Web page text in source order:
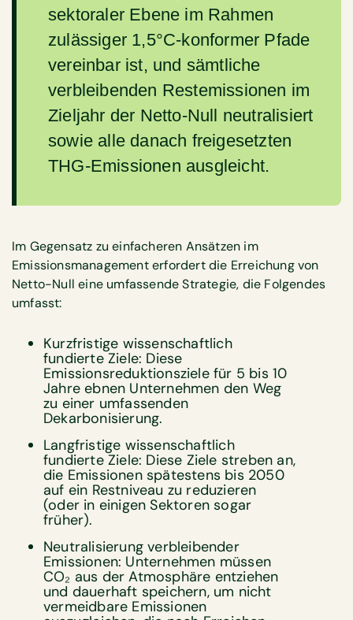
sektoraler Ebene im Rahmen
zulässiger 1,5°C-konformer Pfade
vereinbar ist, und sämtliche
verbleibenden Restemissionen im
Zieljahr der Netto-Null neutralisiert
sowie alle danach freigesetzten
THG-Emissionen ausgleicht.
Im Gegensatz zu einfacheren Ansätzen im
Emissionsmanagement erfordert die Erreichung von
Netto-Null eine umfassende Strategie, die Folgendes
umfasst:
Kurzfristige wissenschaftlich
fundierte Ziele: Diese
Emissionsreduktionsziele für 5 bis 10
Jahre ebnen Unternehmen den Weg
zu einer umfassenden
Dekarbonisierung.
Langfristige wissenschaftlich
fundierte Ziele: Diese Ziele streben an,
die Emissionen spätestens bis 2050
auf ein Restniveau zu reduzieren
(oder in einigen Sektoren sogar
früher).
Neutralisierung verbleibender
Emissionen: Unternehmen müssen
CO₂ aus der Atmosphäre entziehen
und dauerhaft speichern, um nicht
vermeidbare Emissionen